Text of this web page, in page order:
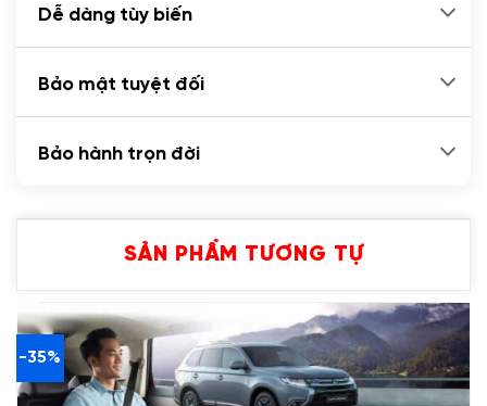
Dễ dàng tùy biến
Bảo mật tuyệt đối
Bảo hành trọn đời
SẢN PHẨM TƯƠNG TỰ
-35%